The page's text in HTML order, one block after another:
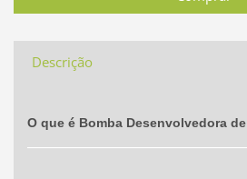
Descrição
O que é Bomba Desenvolvedora